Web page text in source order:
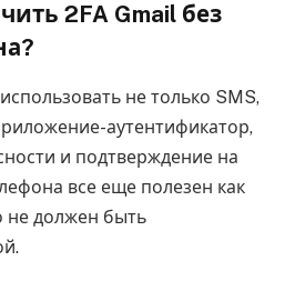
2FA Gmail без
не только SMS,
аутентификатор,
и подтверждение на
все еще полезен как
не должен быть